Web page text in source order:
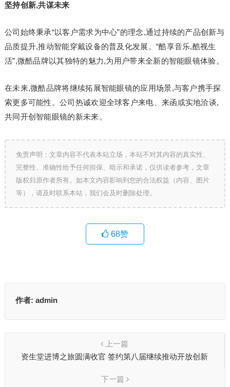
坚持创新,共谋未来
公司始终秉承“以客户需求为中心”的理念,通过持续的产品创新与
品质提升,推动智能穿戴设备的普及化发展。“酷享音乐,酷视生
活”,微酷品牌以其独特的魅力,为用户带来全新的智能眼镜体验。
在未来,微酷品牌将继续拓展智能眼镜的应用场景,与客户携手探
索更多可能性。公司热诚欢迎全球客户来电、来函或实地洽谈,
共同开创智能眼镜的新未来。
免责声明：文章内容不代表本站立场，本站不对其内容的真实性、
完整性、准确性给予任何担保、暗示和承诺，仅供读者参考，文章
版权归原作者所有。如本文内容影响到您的合法权益（内容、图片
等），请及时联系本站，我们会及时删除处理。
68赞
作者: admin
上一篇
资生堂进博之旅圆满收官 签约第八届继续推动开放创新
下一篇